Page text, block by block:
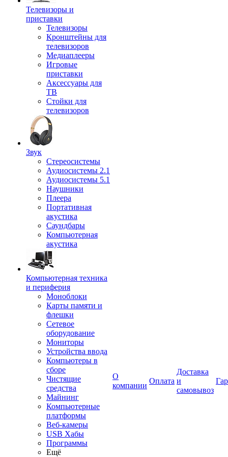
Телевизоры и
приставки
Телевизоры
Кронштейны для
телевизоров
Медиаплееры
Игровые
приставки
Аксессуары для
ТВ
Стойки для
телевизоров
Звук
Стереосистемы
Аудиосистемы 2.1
Аудиосистемы 5.1
Наушники
Плеера
Портативная
акустика
Саундбары
Компьютерная
акустика
Компьютерная техника
и периферия
Моноблоки
Карты памяти и
флешки
Сетевое
оборудование
Мониторы
Устройства ввода
Компьютеры в
сборе
Чистящие
средства
Майнинг
Компьютерные
платформы
Веб-камеры
USB Хабы
Программы
Ещё
О
компании
Оплата
Доставка
и
самовывоз